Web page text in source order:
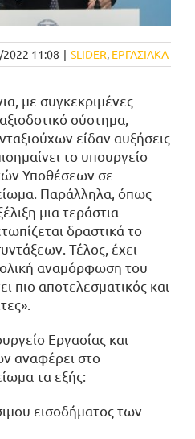
11:08 | SLIDER, ΕΡΓΑΣΙΑΚΑ
με συγκεκριμένες
σύστημα,
είδαν αυξήσεις
το υπουργείο
Υποθέσεων σε
Παράλληλα, όπως
μια τεράστια
δραστικά το
Τέλος, έχει
αναμόρφωση του
πιο αποτελεσματικός και
Εργασίας και
αναφέρει στο
τα εξής:
εισοδήματος των